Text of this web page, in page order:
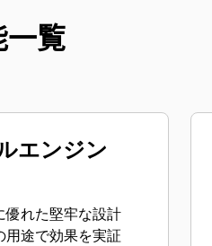
覧
エンジン
優れた堅牢な設計
用途で効果を実証